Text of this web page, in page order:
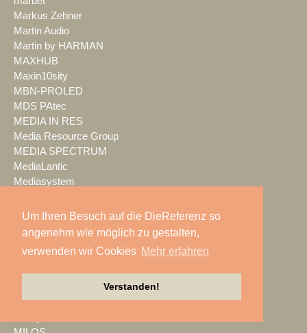
Um Ihren Besuch auf die DieReferenz so
angenehm wie möglich zu gestalten,
verwenden wir Cookies Mehr erfahren
Verstanden!
Markus Zehner
Martin Audio
Martin by HARMAN
MAXHUB
Maxin10sity
MBN-PROLED
MDS PAtec
MEDIA IN RES
Media Resource Group
MEDIA SPECTRUM
MediaLantic
Mediasystem
MEEVI-rent
Mega Audio
Megaforce
MEGATECH
Merging Technologies
Meyer Sound